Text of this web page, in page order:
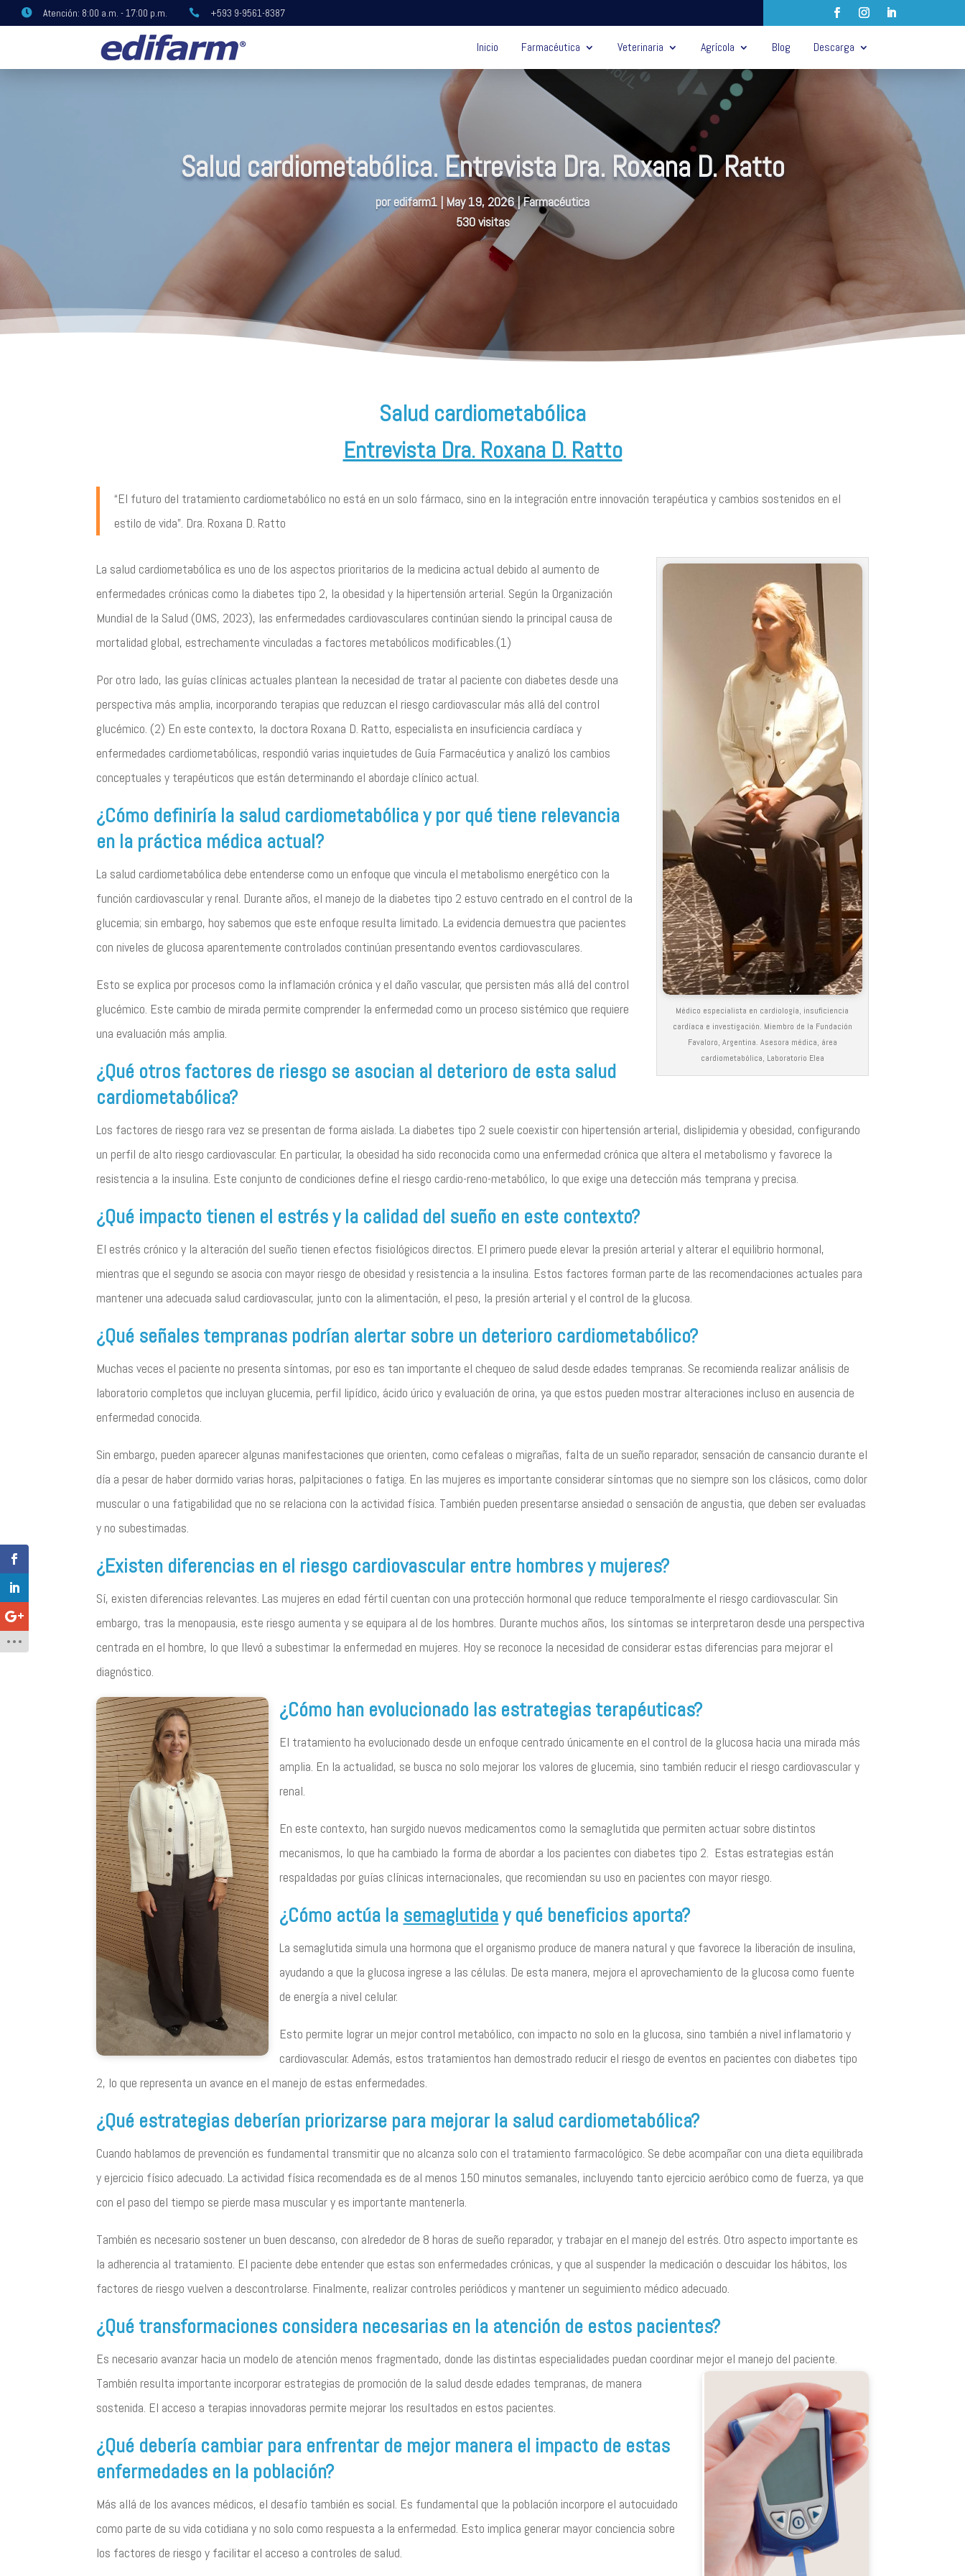
 Atención: 8:00 a.m. - 17:00 p.m.  +593 9-9561-8387
Inicio Farmacéutica Veterinaria Agrícola Blog Descarga
Salud cardiometabólica. Entrevista Dra. Roxana D. Ratto
poredifarm1 | May 19, 2026|Farmacéutica
530 visitas
Salud cardiometabólica
Entrevista Dra. Roxana D. Ratto
“El futuro del tratamiento cardiometabólico no está en un solo fármaco, sino en la integración entre innovación terapéutica y cambios sostenidos en el
estilo de vida”. Dra. Roxana D. Ratto
Médico especialista en cardiología, insuficiencia
cardíaca e investigación. Miembro de la Fundación
Favaloro, Argentina. Asesora médica, área
cardiometabólica, Laboratorio Elea
La salud cardiometabólica es uno de los aspectos prioritarios de la medicina actual debido al aumento de
enfermedades crónicas como la diabetes tipo 2, la obesidad y la hipertensión arterial. Según la Organización
Mundial de la Salud (OMS, 2023), las enfermedades cardiovasculares continúan siendo la principal causa de
mortalidad global, estrechamente vinculadas a factores metabólicos modificables.(1)
Por otro lado, las guías clínicas actuales plantean la necesidad de tratar al paciente con diabetes desde una
perspectiva más amplia, incorporando terapias que reduzcan el riesgo cardiovascular más allá del control
glucémico. (2) En este contexto, la doctora Roxana D. Ratto, especialista en insuficiencia cardíaca y
enfermedades cardiometabólicas, respondió varias inquietudes de Guía Farmacéutica y analizó los cambios
conceptuales y terapéuticos que están determinando el abordaje clínico actual.
¿Cómo definiría la salud cardiometabólica y por qué tiene relevancia
en la práctica médica actual?
La salud cardiometabólica debe entenderse como un enfoque que vincula el metabolismo energético con la
función cardiovascular y renal. Durante años, el manejo de la diabetes tipo 2 estuvo centrado en el control de la
glucemia; sin embargo, hoy sabemos que este enfoque resulta limitado. La evidencia demuestra que pacientes
con niveles de glucosa aparentemente controlados continúan presentando eventos cardiovasculares.
Esto se explica por procesos como la inflamación crónica y el daño vascular, que persisten más allá del control
glucémico. Este cambio de mirada permite comprender la enfermedad como un proceso sistémico que requiere
una evaluación más amplia.
¿Qué otros factores de riesgo se asocian al deterioro de esta salud
cardiometabólica?
Los factores de riesgo rara vez se presentan de forma aislada. La diabetes tipo 2 suele coexistir con hipertensión arterial, dislipidemia y obesidad, configurando
un perfil de alto riesgo cardiovascular. En particular, la obesidad ha sido reconocida como una enfermedad crónica que altera el metabolismo y favorece la
resistencia a la insulina. Este conjunto de condiciones define el riesgo cardio-reno-metabólico, lo que exige una detección más temprana y precisa.
¿Qué impacto tienen el estrés y la calidad del sueño en este contexto?
El estrés crónico y la alteración del sueño tienen efectos fisiológicos directos. El primero puede elevar la presión arterial y alterar el equilibrio hormonal,
mientras que el segundo se asocia con mayor riesgo de obesidad y resistencia a la insulina. Estos factores forman parte de las recomendaciones actuales para
mantener una adecuada salud cardiovascular, junto con la alimentación, el peso, la presión arterial y el control de la glucosa.
¿Qué señales tempranas podrían alertar sobre un deterioro cardiometabólico?
Muchas veces el paciente no presenta síntomas, por eso es tan importante el chequeo de salud desde edades tempranas. Se recomienda realizar análisis de
laboratorio completos que incluyan glucemia, perfil lipídico, ácido úrico y evaluación de orina, ya que estos pueden mostrar alteraciones incluso en ausencia de
enfermedad conocida.
Sin embargo, pueden aparecer algunas manifestaciones que orienten, como cefaleas o migrañas, falta de un sueño reparador, sensación de cansancio durante el
día a pesar de haber dormido varias horas, palpitaciones o fatiga. En las mujeres es importante considerar síntomas que no siempre son los clásicos, como dolor
muscular o una fatigabilidad que no se relaciona con la actividad física. También pueden presentarse ansiedad o sensación de angustia, que deben ser evaluadas
y no subestimadas.
¿Existen diferencias en el riesgo cardiovascular entre hombres y mujeres?
Sí, existen diferencias relevantes. Las mujeres en edad fértil cuentan con una protección hormonal que reduce temporalmente el riesgo cardiovascular. Sin
embargo, tras la menopausia, este riesgo aumenta y se equipara al de los hombres. Durante muchos años, los síntomas se interpretaron desde una perspectiva
centrada en el hombre, lo que llevó a subestimar la enfermedad en mujeres. Hoy se reconoce la necesidad de considerar estas diferencias para mejorar el
diagnóstico.
¿Cómo han evolucionado las estrategias terapéuticas?
El tratamiento ha evolucionado desde un enfoque centrado únicamente en el control de la glucosa hacia una mirada más
amplia. En la actualidad, se busca no solo mejorar los valores de glucemia, sino también reducir el riesgo cardiovascular y
renal.
En este contexto, han surgido nuevos medicamentos como la semaglutida que permiten actuar sobre distintos
mecanismos, lo que ha cambiado la forma de abordar a los pacientes con diabetes tipo 2. Estas estrategias están
respaldadas por guías clínicas internacionales, que recomiendan su uso en pacientes con mayor riesgo.
¿Cómo actúa la semaglutiday qué beneficios aporta?
La semaglutida simula una hormona que el organismo produce de manera natural y que favorece la liberación de insulina,
ayudando a que la glucosa ingrese a las células. De esta manera, mejora el aprovechamiento de la glucosa como fuente
de energía a nivel celular.
Esto permite lograr un mejor control metabólico, con impacto no solo en la glucosa, sino también a nivel inflamatorio y
cardiovascular. Además, estos tratamientos han demostrado reducir el riesgo de eventos en pacientes con diabetes tipo
2, lo que representa un avance en el manejo de estas enfermedades.
¿Qué estrategias deberían priorizarse para mejorar la salud cardiometabólica?
Cuando hablamos de prevención es fundamental transmitir que no alcanza solo con el tratamiento farmacológico. Se debe acompañar con una dieta equilibrada
y ejercicio físico adecuado. La actividad física recomendada es de al menos 150 minutos semanales, incluyendo tanto ejercicio aeróbico como de fuerza, ya que
con el paso del tiempo se pierde masa muscular y es importante mantenerla.
También es necesario sostener un buen descanso, con alrededor de 8 horas de sueño reparador, y trabajar en el manejo del estrés. Otro aspecto importante es
la adherencia al tratamiento. El paciente debe entender que estas son enfermedades crónicas, y que al suspender la medicación o descuidar los hábitos, los
factores de riesgo vuelven a descontrolarse. Finalmente, realizar controles periódicos y mantener un seguimiento médico adecuado.
¿Qué transformaciones considera necesarias en la atención de estos pacientes?
Es necesario avanzar hacia un modelo de atención menos fragmentado, donde las distintas especialidades puedan coordinar mejor el manejo del paciente.
También resulta importante incorporar estrategias de promoción de la salud desde edades tempranas, de manera
sostenida. El acceso a terapias innovadoras permite mejorar los resultados en estos pacientes.
¿Qué debería cambiar para enfrentar de mejor manera el impacto de estas
enfermedades en la población?
Más allá de los avances médicos, el desafío también es social. Es fundamental que la población incorpore el autocuidado
como parte de su vida cotidiana y no solo como respuesta a la enfermedad. Esto implica generar mayor conciencia sobre
los factores de riesgo y facilitar el acceso a controles de salud.